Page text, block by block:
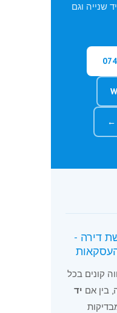
שנייה וגם
←
דירה -
העסקאות
קונים בכל
בין אם יד